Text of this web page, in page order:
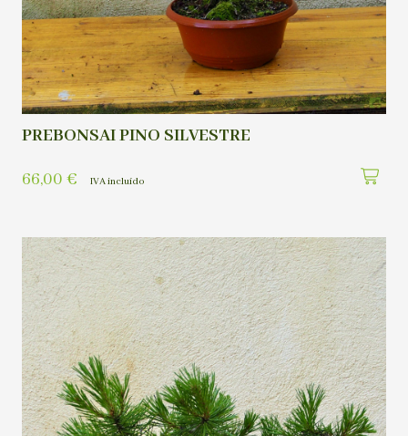
PREBONSAI PINO SILVESTRE
66,00 € IVA incluído